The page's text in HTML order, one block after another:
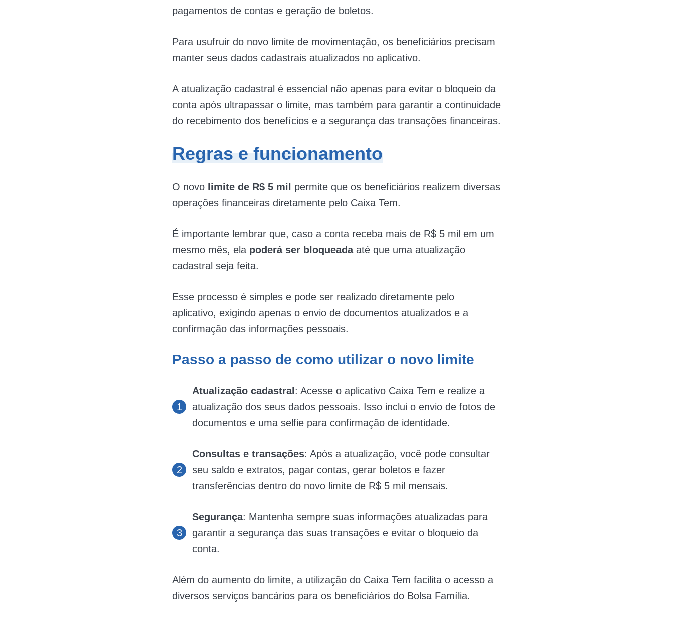
pagamentos de contas e geração de boletos.
Para usufruir do novo limite de movimentação, os beneficiários precisam
manter seus dados cadastrais atualizados no aplicativo.
A atualização cadastral é essencial não apenas para evitar o bloqueio da
conta após ultrapassar o limite, mas também para garantir a continuidade
do recebimento dos benefícios e a segurança das transações financeiras.
Regras e funcionamento
O novo limite de R$ 5 mil
permite que os beneficiários realizem diversas
operações financeiras diretamente pelo Caixa Tem.
É importante lembrar que, caso a conta receba mais de R$ 5 mil em um
mesmo mês, ela poderá ser bloqueada até que uma atualização
cadastral seja feita.
Esse processo é simples e pode ser realizado diretamente pelo
aplicativo, exigindo apenas o envio de documentos atualizados e a
confirmação das informações pessoais.
Passo a passo de como utilizar o novo limite
Atualização cadastral : Acesse o aplicativo Caixa Tem e realize a
atualização dos seus dados pessoais. Isso inclui o envio de fotos de
documentos e uma selfie para confirmação de identidade.
Consultas e transações: Após a atualização, você pode consultar
seu saldo e extratos, pagar contas, gerar boletos e fazer
transferências dentro do novo limite de R$ 5 mil mensais.
Segurança: Mantenha sempre suas informações atualizadas para
garantir a segurança das suas transações e evitar o bloqueio da
conta.
Além do aumento do limite, a utilização do Caixa Tem facilita o acesso a
diversos serviços bancários para os beneficiários do Bolsa Família.